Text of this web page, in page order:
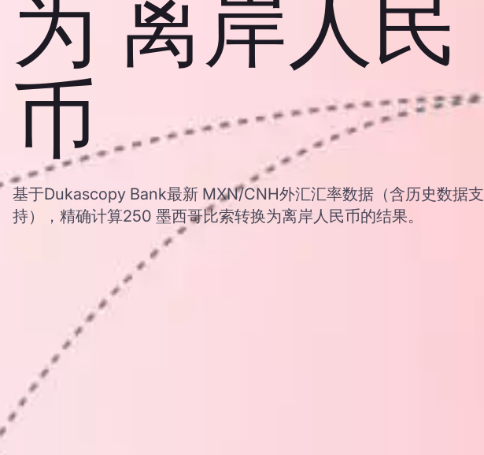
为 离岸人民
币
基于Dukascopy Bank最新 MXN/CNH外汇汇率数据（含历史数据支
持），精确计算250 墨西哥比索转换为离岸人民币的结果。